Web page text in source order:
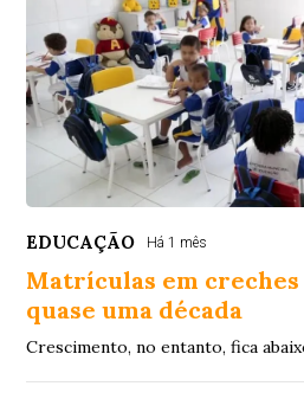
EDUCAÇÃO Há 1 mês
Matrículas em creches
quase uma década
Crescimento, no entanto, fica